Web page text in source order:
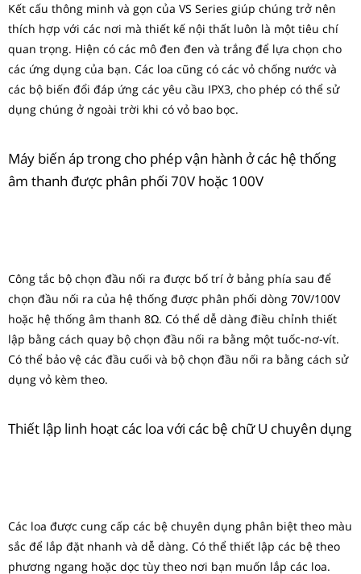
Kết cấu thông minh và gọn của VS Series giúp chúng trở nên
thích hợp với các nơi mà thiết kế nội thất luôn là một tiêu chí
quan trọng. Hiện có các mô đen đen và trắng để lựa chọn cho
các ứng dụng của bạn. Các loa cũng có các vỏ chống nước và
các bộ biến đổi đáp ứng các yêu cầu IPX3, cho phép có thể sử
dụng chúng ở ngoài trời khi có vỏ bao bọc.
Máy biến áp trong cho phép vận hành ở các hệ thống
âm thanh được phân phối 70V hoặc 100V
Công tắc bộ chọn đầu nối ra được bố trí ở bảng phía sau để
chọn đầu nối ra của hệ thống được phân phối dòng 70V/100V
hoặc hệ thống âm thanh 8Ω. Có thể dễ dàng điều chỉnh thiết
lập bằng cách quay bộ chọn đầu nối ra bằng một tuốc-nơ-vít.
Có thể bảo vệ các đầu cuối và bộ chọn đầu nối ra bằng cách sử
dụng vỏ kèm theo.
Thiết lập linh hoạt các loa với các bệ chữ U chuyên dụng
Các loa được cung cấp các bệ chuyên dụng phân biệt theo màu
sắc để lắp đặt nhanh và dễ dàng. Có thể thiết lập các bệ theo
phương ngang hoặc dọc tùy theo nơi bạn muốn lắp các loa.